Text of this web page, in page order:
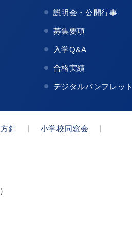
説明会・公開行事
募集要項
入学Q&A
合格実績
デジタルパンフレット
針 小学校同窓会